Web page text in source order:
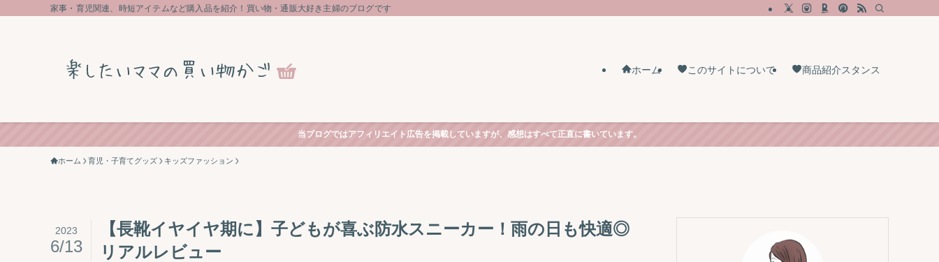
家事・育児関連、時短アイテムなど購入品を紹介！買い物・通販大好き主婦のブログです
ホーム このサイトについて 商品紹介スタンス
当ブログではアフィリエイト広告を掲載していますが、感想はすべて正直に書いています。
ホーム 育児・子育てグッズ キッズファッション
【長靴イヤイヤ期に】子どもが喜ぶ防水スニーカー！雨の日も快適◎
リアルレビュー
2023
6/13